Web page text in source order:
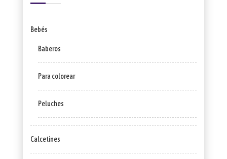
Bebés
Baberos
Para colorear
Peluches
Calcetines